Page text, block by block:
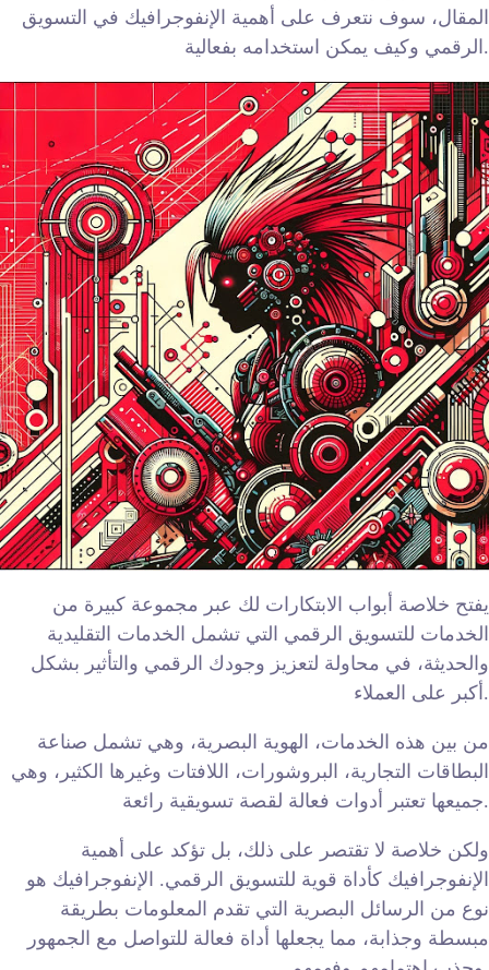
المقال، سوف نتعرف على أهمية الإنفوجرافيك في التسويق
الرقمي وكيف يمكن استخدامه بفعالية.
يفتح خلاصة أبواب الابتكارات لك عبر مجموعة كبيرة من
الخدمات للتسويق الرقمي التي تشمل الخدمات التقليدية
والحديثة، في محاولة لتعزيز وجودك الرقمي والتأثير بشكل
أكبر على العملاء.
من بين هذه الخدمات، الهوية البصرية، وهي تشمل صناعة
البطاقات التجارية، البروشورات، اللافتات وغيرها الكثير، وهي
جميعها تعتبر أدوات فعالة لقصة تسويقية رائعة.
ولكن خلاصة لا تقتصر على ذلك، بل تؤكد على أهمية
الإنفوجرافيك كأداة قوية للتسويق الرقمي. الإنفوجرافيك هو
نوع من الرسائل البصرية التي تقدم المعلومات بطريقة
مبسطة وجذابة، مما يجعلها أداة فعالة للتواصل مع الجمهور